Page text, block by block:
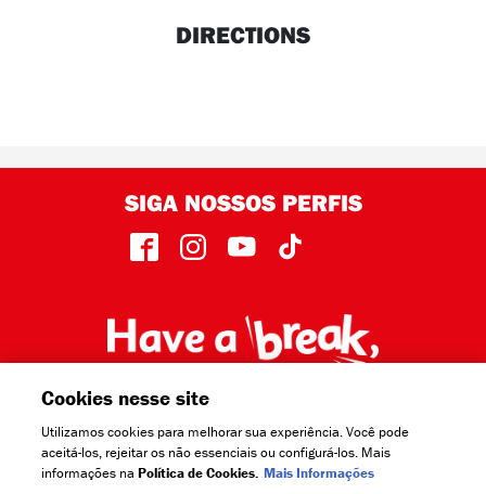
DIRECTIONS
SIGA NOSSOS PERFIS
face insta yout TikT
Cookies nesse site
Utilizamos cookies para melhorar sua experiência. Você pode
aceitá-los, rejeitar os não essenciais ou configurá-los. Mais
informações naPolítica de Cookies. Mais Informações